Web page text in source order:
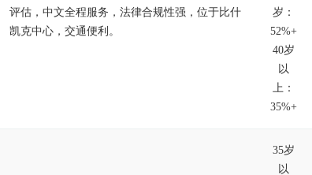
评估，中文全程服务，法律合规性强，位于比什
凯克中心，交通便利。
岁：
52%+
40岁
以
上：
35%+
35岁
以